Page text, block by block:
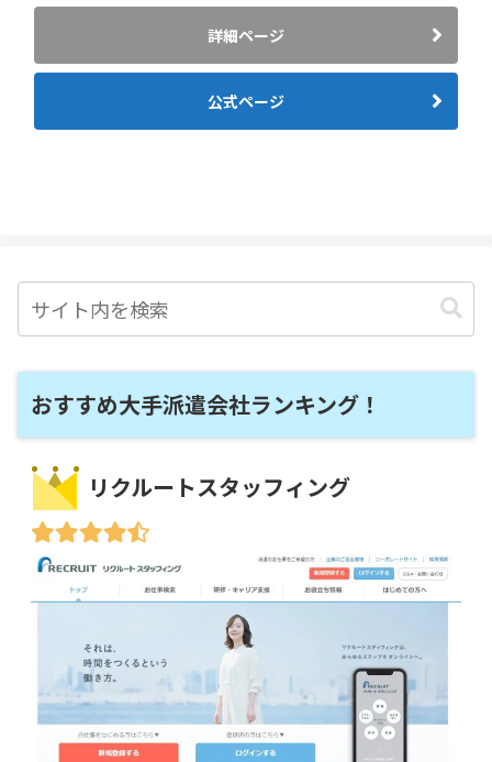
詳細ページ
公式ページ
おすすめ大手派遣会社ランキング！
リクルートスタッフィング